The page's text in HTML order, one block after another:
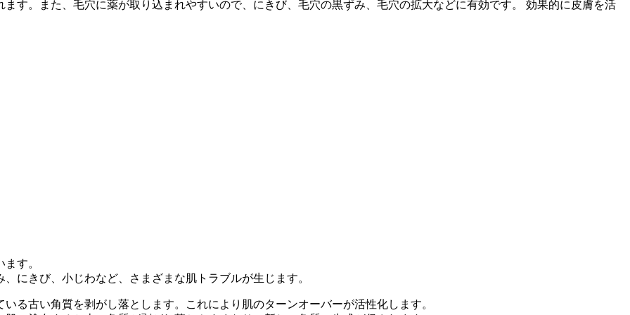
す。また、毛穴に薬が取り込まれやすいので、にきび、毛穴の黒ずみ、毛穴の拡大などに有効です。 効果的に皮膚を活
す。
にきび、小じわなど、さまざまな肌トラブルが生じます。
る古い角質を剥がし落とします。これにより肌のターンオーバーが活性化します。